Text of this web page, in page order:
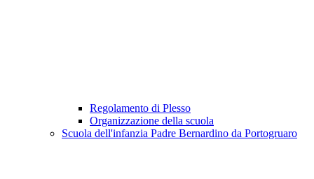
Regolamento di Plesso
Organizzazione della scuola
Scuola dell'infanzia Padre Bernardino da Portogruaro